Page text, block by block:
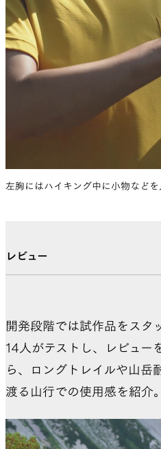
左胸にはハイキング中に小物などを
レビュー
開発段階では試作品をスタ
14人がテストし、レビュー
ら、ロングトレイルや山岳
渡る山行での使用感を紹介。